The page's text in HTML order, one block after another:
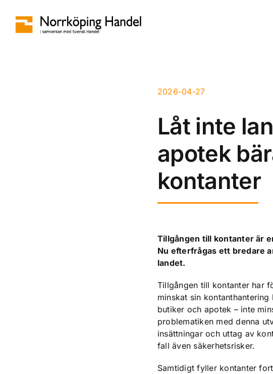
2026-04-27
Låt inte
apotek
kontanter
Tillgången till kontanter är
Nu efterfrågas ett bredare
landet.
Tillgången till kontanter har
minskat sin
butiker och apotek – inte
problematiken med denna
insättningar och uttag av
fall även säkerhetsrisker.
Samtidigt fyller kontanter